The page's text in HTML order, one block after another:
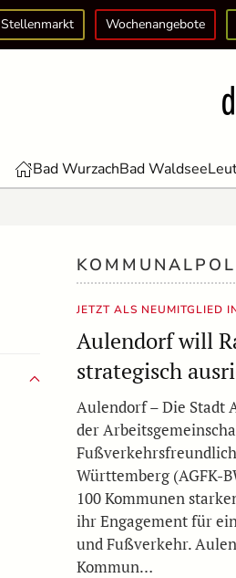
Stellenmarkt Wochenangebote
Bad WurzachBad Waldsee
JETZT ALS NEUMITGLIED
Aulendorf will
strategisch
Aulendorf – Die Stadt
der
Württemberg (AGFK-
100 Kommunen
ihr Engagement für
und Fußverkehr.
Kommun…